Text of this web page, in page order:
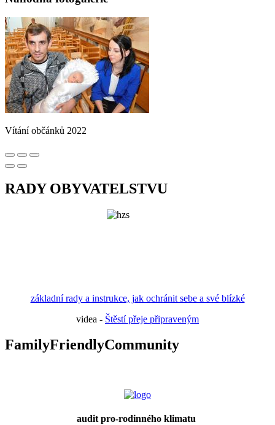
Vítání občánků 2022
RADY OBYVATELSTVU
základní rady a instrukce, jak ochránit sebe a své blízké
videa - Štěstí přeje připraveným
FamilyFriendlyCommunity
audit pro-rodinného klimatu